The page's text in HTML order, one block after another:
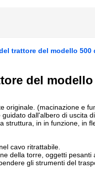
trattore del modello
del modello
originale. (macinazione e
dall'albero di uscita
struttura, in in funzione, in
cavo ritrattabile.
della torre, oggetti pesanti
gli strumenti del